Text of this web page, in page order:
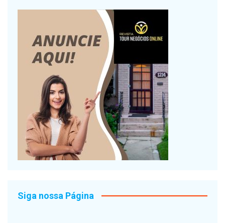
Siga nossa Página